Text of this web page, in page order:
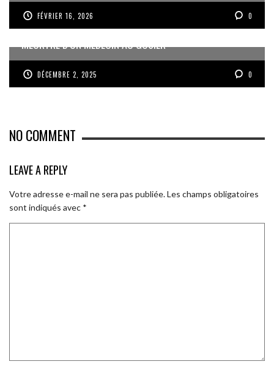
FÉVRIER 16, 2026 0
MEURTRE D’UN MÉDECIN AU GOSIER
DÉCEMBRE 2, 2025 0
NO COMMENT
LEAVE A REPLY
Votre adresse e-mail ne sera pas publiée.Les champs obligatoires
sont indiqués avec *